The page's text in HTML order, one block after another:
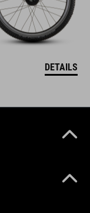
DETAILS